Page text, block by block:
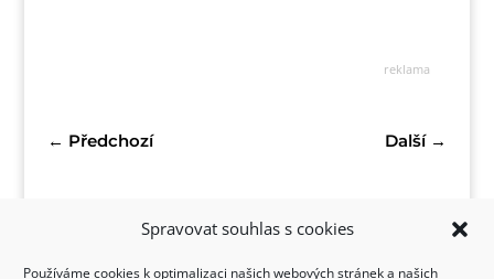
Spravovat souhlas s cookies
Používáme cookies k optimalizaci našich webových stránek a našich
reklama
← Předchozí Další→